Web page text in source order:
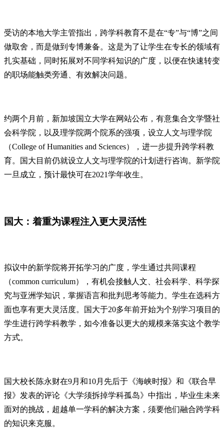
受访的本地大学主管指出，跨学科教育不是在“专”与“博”之间
做取舍，而是做到专博兼备。这是为了让学生在专长的领域有
扎实基础，同时拓展对不同学科知识的广度，以便在快速转变
的职场能触类旁通、有效解决问题。
约两个月前，新加坡国立大学在网站公布，有意集合文学暨社
会科学院，以及理学院两个院系的强项，设立人文与理学院
（College of Humanities and Sciences），进一步提升跨学科教
育。国大目前仍就设立人文与理学院的计划进行咨询。新学院
一旦成立，预计最快可在2021学年收生。
国大：着重为课程注入更大灵活性
拟议中的新学院将开拓学习的广度，学生通过共同课程
（common curriculum），有机会接触人文、社会科学、科学探
究与亚洲学知识，掌握语言和批判思考等能力。学生在选科方
面也享有更大灵活度。国大于20多年前开始为个别学习项目的
学生进行跨学科教学，如今准备以更大的规模来落实这个教学
方式。
国大校长陈永财在9月和10月先后于《海峡时报》和《联合早
报》发表的评论《大学须拆掉学科孤岛》中指出，毕业生未来
面对的挑战，超越单一学科的解决方案，须要他们融合跨学科
的知识来克服。